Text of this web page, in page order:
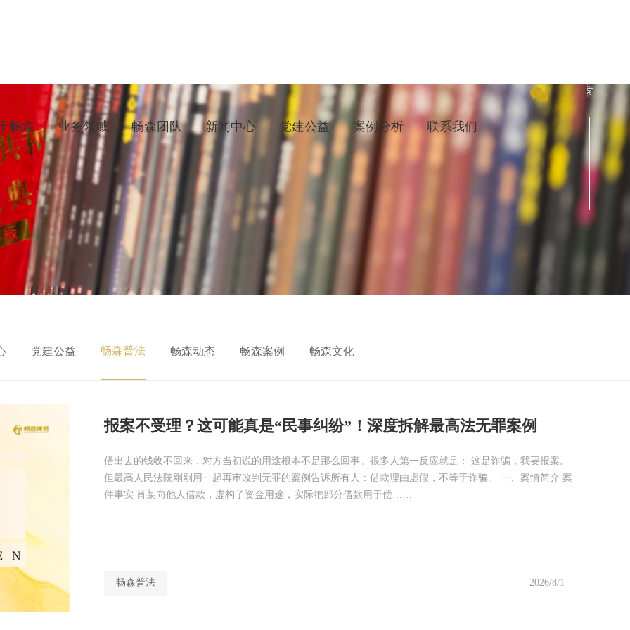
畅森 业务领域 畅森团队 新闻中心 党建公益 案例分析 联系我们
Cenact Member
党建公益 畅森普法 畅森动态 畅森案例 畅森文化
报案不受理？这可能真是“民事纠纷”！深度拆解最高法无罪案例
借出去的钱收不回来，对方当初说的用途根本不是那么回事。很多人第一反应就是： 这是诈骗，我要报案。
但最高人民法院刚刚用一起再审改判无罪的案例告诉所有人：借款理由虚假，不等于诈骗。 一、案情简介 案
件事实 肖某向他人借款，虚构了资金用途，实际把部分借款用于偿……
畅森普法 2026/8/1